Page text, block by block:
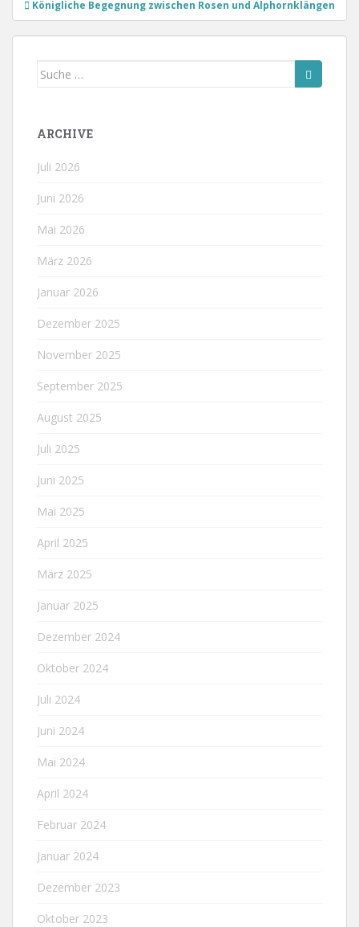
Königliche Begegnung zwischen Rosen und Alphornklängen
Suche
ARCHIVE
Juli 2026
Juni 2026
Mai 2026
März 2026
Januar 2026
Dezember 2025
November 2025
September 2025
August 2025
Juli 2025
Juni 2025
Mai 2025
April 2025
März 2025
Januar 2025
Dezember 2024
Oktober 2024
Juli 2024
Juni 2024
Mai 2024
April 2024
Februar 2024
Januar 2024
Dezember 2023
Oktober 2023